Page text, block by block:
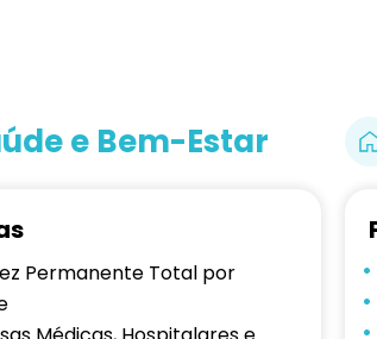
e Bem-Estar
Permanente Total por
•
•
•